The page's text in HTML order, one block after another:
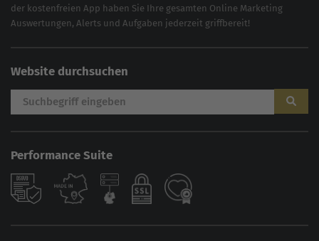
der kostenfreien App haben Sie Ihre gesamten Online Marketing
Auswertungen, Alerts und Aufgaben jederzeit griffbereit!
Website durchsuchen
Performance Suite